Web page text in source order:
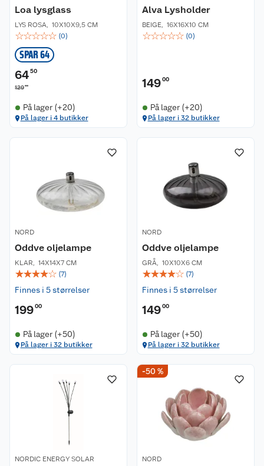
Loa lysglass
LYS ROSA, 10X10X9,5 CM
☆☆☆☆☆ (0)
SPAR 64
6450
12900
På lager (+20)
På lager i 4 butikker
Alva Lysholder
BEIGE, 16X16X10 CM
☆☆☆☆☆ (0)
14900
På lager (+20)
På lager i 32 butikker
NORD
Oddve oljelampe
KLAR, 14X14X7 CM
☆☆☆☆☆ (7)
Finnes i 5 størrelser
19900
På lager (+50)
På lager i 32 butikker
NORD
Oddve oljelampe
GRÅ, 10X10X6 CM
☆☆☆☆☆ (7)
Finnes i 5 størrelser
14900
På lager (+50)
På lager i 32 butikker
NORDIC ENERGY SOLAR
-50 %
NORD